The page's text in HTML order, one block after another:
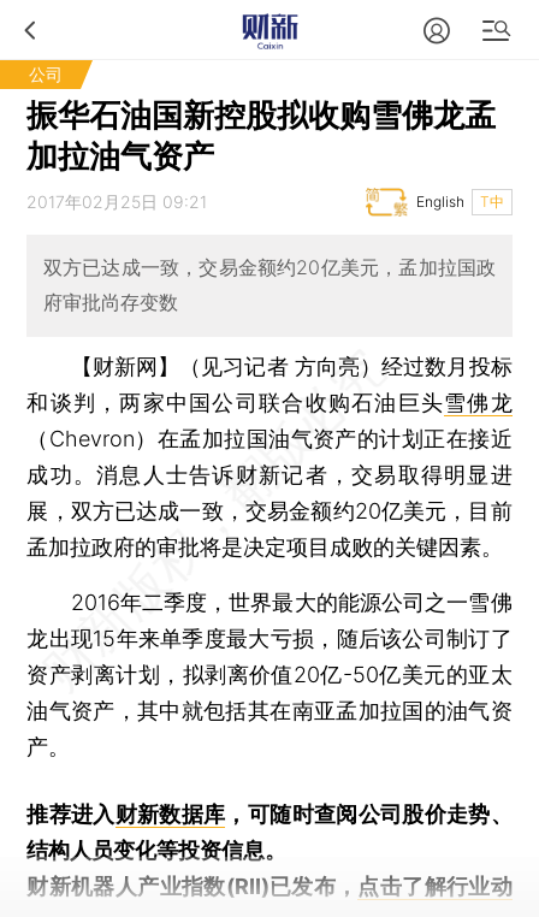
公司
振华石油国新控股拟收购雪佛龙孟
加拉油气资产
2017年02月25日 09:21 T中
English
双方已达成一致，交易金额约20亿美元，孟加拉国政
府审批尚存变数
【财新网】（见习记者 方向亮）经过数月投标
和谈判，两家中国公司联合收购石油巨头雪佛龙
（Chevron）在孟加拉国油气资产的计划正在接近
成功。消息人士告诉财新记者，交易取得明显进
展，双方已达成一致，交易金额约20亿美元，目前
孟加拉政府的审批将是决定项目成败的关键因素。
2016年二季度，世界最大的能源公司之一雪佛
龙出现15年来单季度最大亏损，随后该公司制订了
资产剥离计划，拟剥离价值20亿-50亿美元的亚太
油气资产，其中就包括其在南亚孟加拉国的油气资
产。
推荐进入财新数据库 ，可随时查阅公司股价走势、
结构人员变化等投资信息。
财新机器人产业指数(RII)已发布， 点击了解行业动